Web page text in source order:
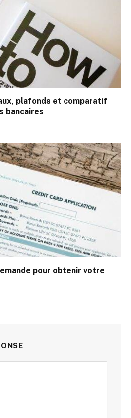
plafonds et comparatif
bancaires
pour obtenir votre